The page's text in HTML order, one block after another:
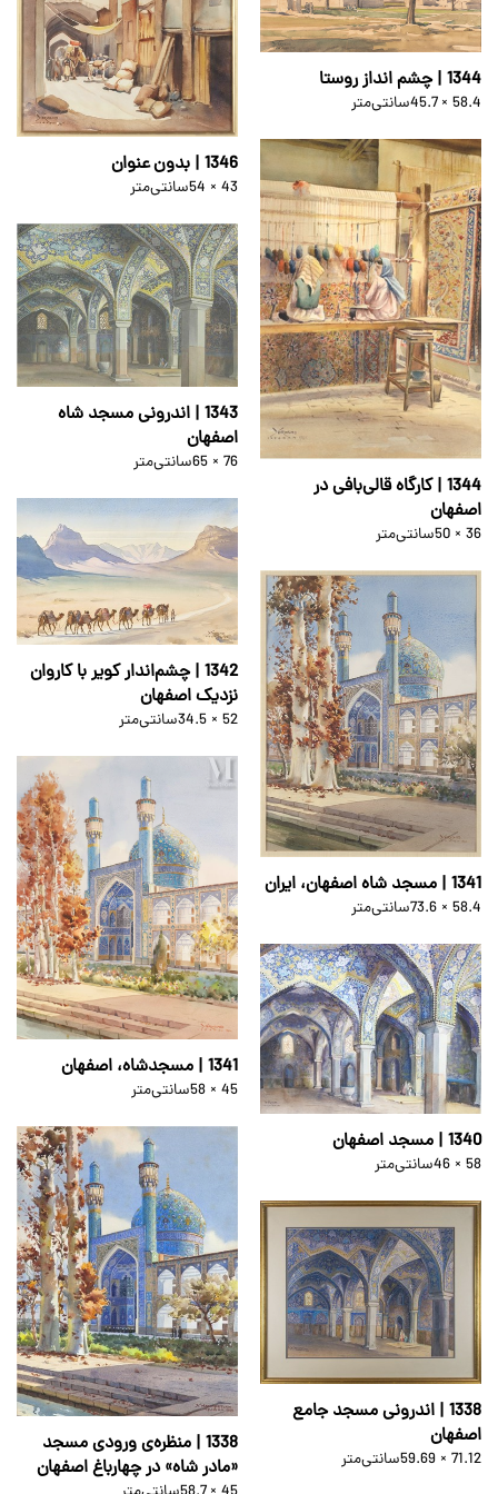
1346 | بدون عنوان
54 × 43سانتی‌متر
1344 | چشم انداز روستا
45.7 × 58.4سانتی‌متر
1344 | کارگاه قالی‌بافی در
اصفهان
50 × 36سانتی‌متر
1343 | اندرونی مسجد شاه
اصفهان
65 × 76سانتی‌متر
1342 | چشم‌اندار کویر با کاروان
نزدیک اصفهان
34.5 × 52سانتی‌متر
1341 | مسجد شاه اصفهان، ایران
73.6 × 58.4سانتی‌متر
1341 | مسجدشاه، اصفهان
58 × 45سانتی‌متر
1340 | مسجد اصفهان
46 × 58سانتی‌متر
1338 | منظره‌ی ورودی مسجد
«مادر شاه» در چهارباغ اصفهان
1338 | اندرونی مسجد جامع
اصفهان
59.69 × 71.12سانتی‌متر